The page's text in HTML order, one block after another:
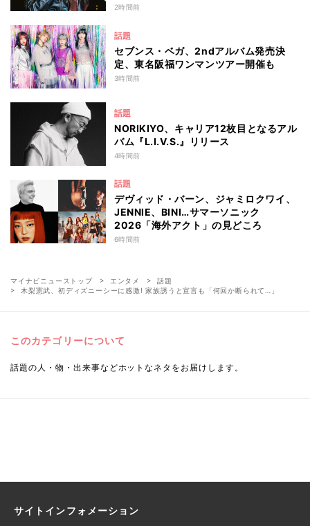
2時間前
話題
セブンス・ベガ、2ndアルバム発売決
定、東名阪福ワンマンツアー開催も
3時間前
話題
NORIKIYO、キャリア12枚目となるアル
バム『L.I.V.S.』リリース
4時間前
話題
デヴィッド・バーン、ジャミロクワイ、
JENNIE、BINI…サマーソニック
2026「海外アクト」の見どころ
6時間前
マイナビニューストップ エンタメ
話題
木梨憲武、初ディズニーシーに感激! 家族誘うと宣言も「何回か断られて…」
このカテゴリーについて
話題の人・物・出来事などホットなネタをお届けします。
サイトインフォメーション